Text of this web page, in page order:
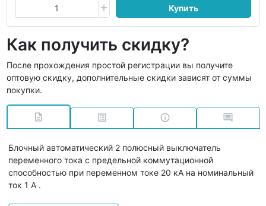
Купить
Как получить скидку?
После прохождения простой регистрации вы получите
оптовую скидку, дополнительные скидки зависят от суммы
покупки.
Блочный автоматический 2 полюсный выключатель
переменного тока с предельной коммутационной
способностью при переменном токе 20 кА на номинальный
ток 1 А .